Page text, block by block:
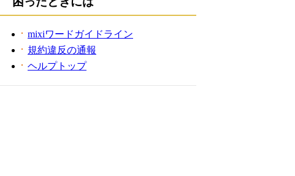
mixiワードガイドライン
規約違反の通報
ヘルプトップ